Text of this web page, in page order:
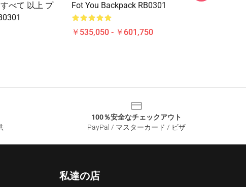
べて 以上 プ
Fot You Backpack RB0301
￥535,050 - ￥601,750
100％安全なチェックアウト
PayPal / マスターカード / ビザ
私達の店